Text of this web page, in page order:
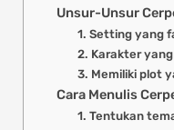
Unsur-Unsur
1. Setting yang
2. Karakter
3. Memiliki plot
Cara Menulis
1. Tentukan